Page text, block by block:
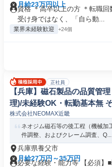
月給23万円以上
資格 ＊高卒以上の方 ＊転職
受け身ではなく、「自ら動...
業界未経験歓迎 +24個
正社員
【兵庫】磁石製品の品質管
理)/未経験OK・転勤基本無
子製品専門職)
株式会社NEOMAX近畿
ネオジム磁石等の後工程（機械加
件調整、およびクレーム調査、Q...
兵庫県養父市
月給27万円～35万円
必要な経験・能力等 【必須】